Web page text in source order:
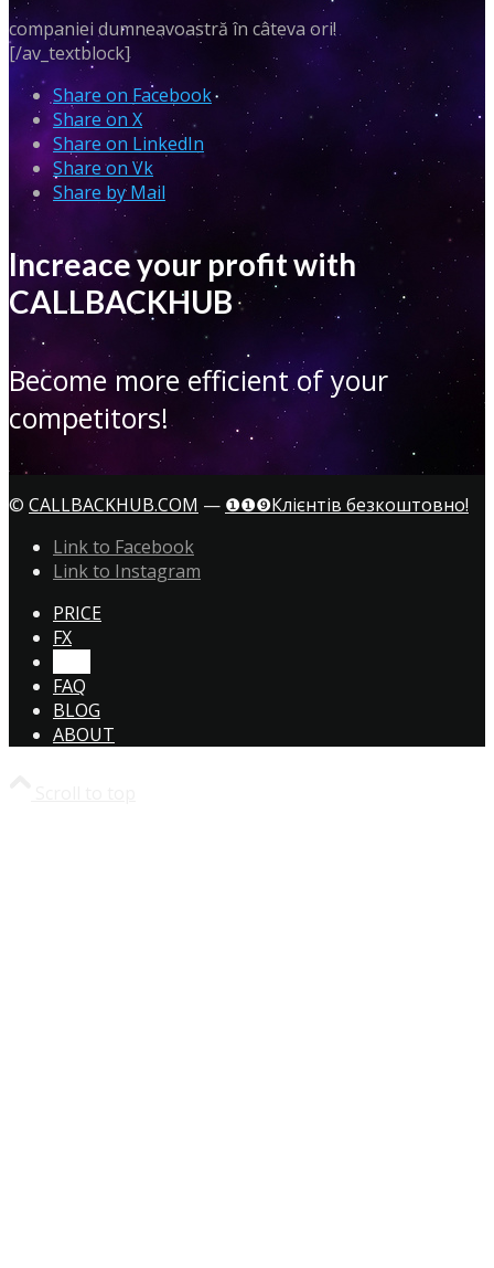
companiei dumneavoastră în câteva ori!
[/av_textblock]
Share on Facebook
Share on X
Share on LinkedIn
Share on Vk
Share by Mail
Increace your profit with
CALLBACKHUB
Become more efficient of your
competitors!
© CALLBACKHUB.COM — ❶❶❾Клієнтів безкоштовно!
Link to Facebook
Link to Instagram
PRICE
FX
FAQ
BLOG
ABOUT